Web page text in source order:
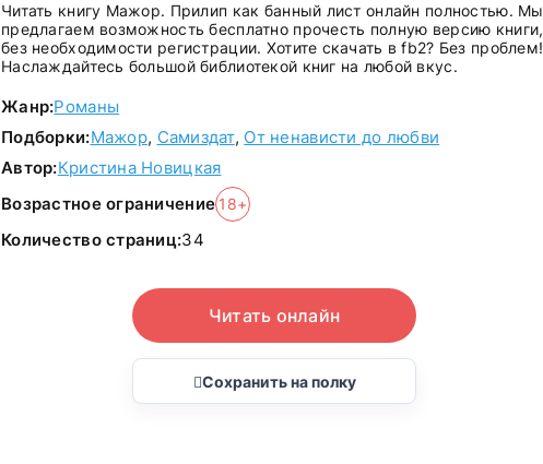
Читать книгу Мажор. Прилип как банный лист онлайн полностью. Мы
предлагаем возможность бесплатно прочесть полную версию книги,
без необходимости регистрации. Хотите скачать в fb2? Без проблем!
Наслаждайтесь большой библиотекой книг на любой вкус.
Жанр:Романы
Подборки:Мажор, Самиздат, От ненависти до любви
Автор:Кристина Новицкая
Возрастное ограничение 18+
Количество страниц:34
Читать онлайн
Сохранить на полку